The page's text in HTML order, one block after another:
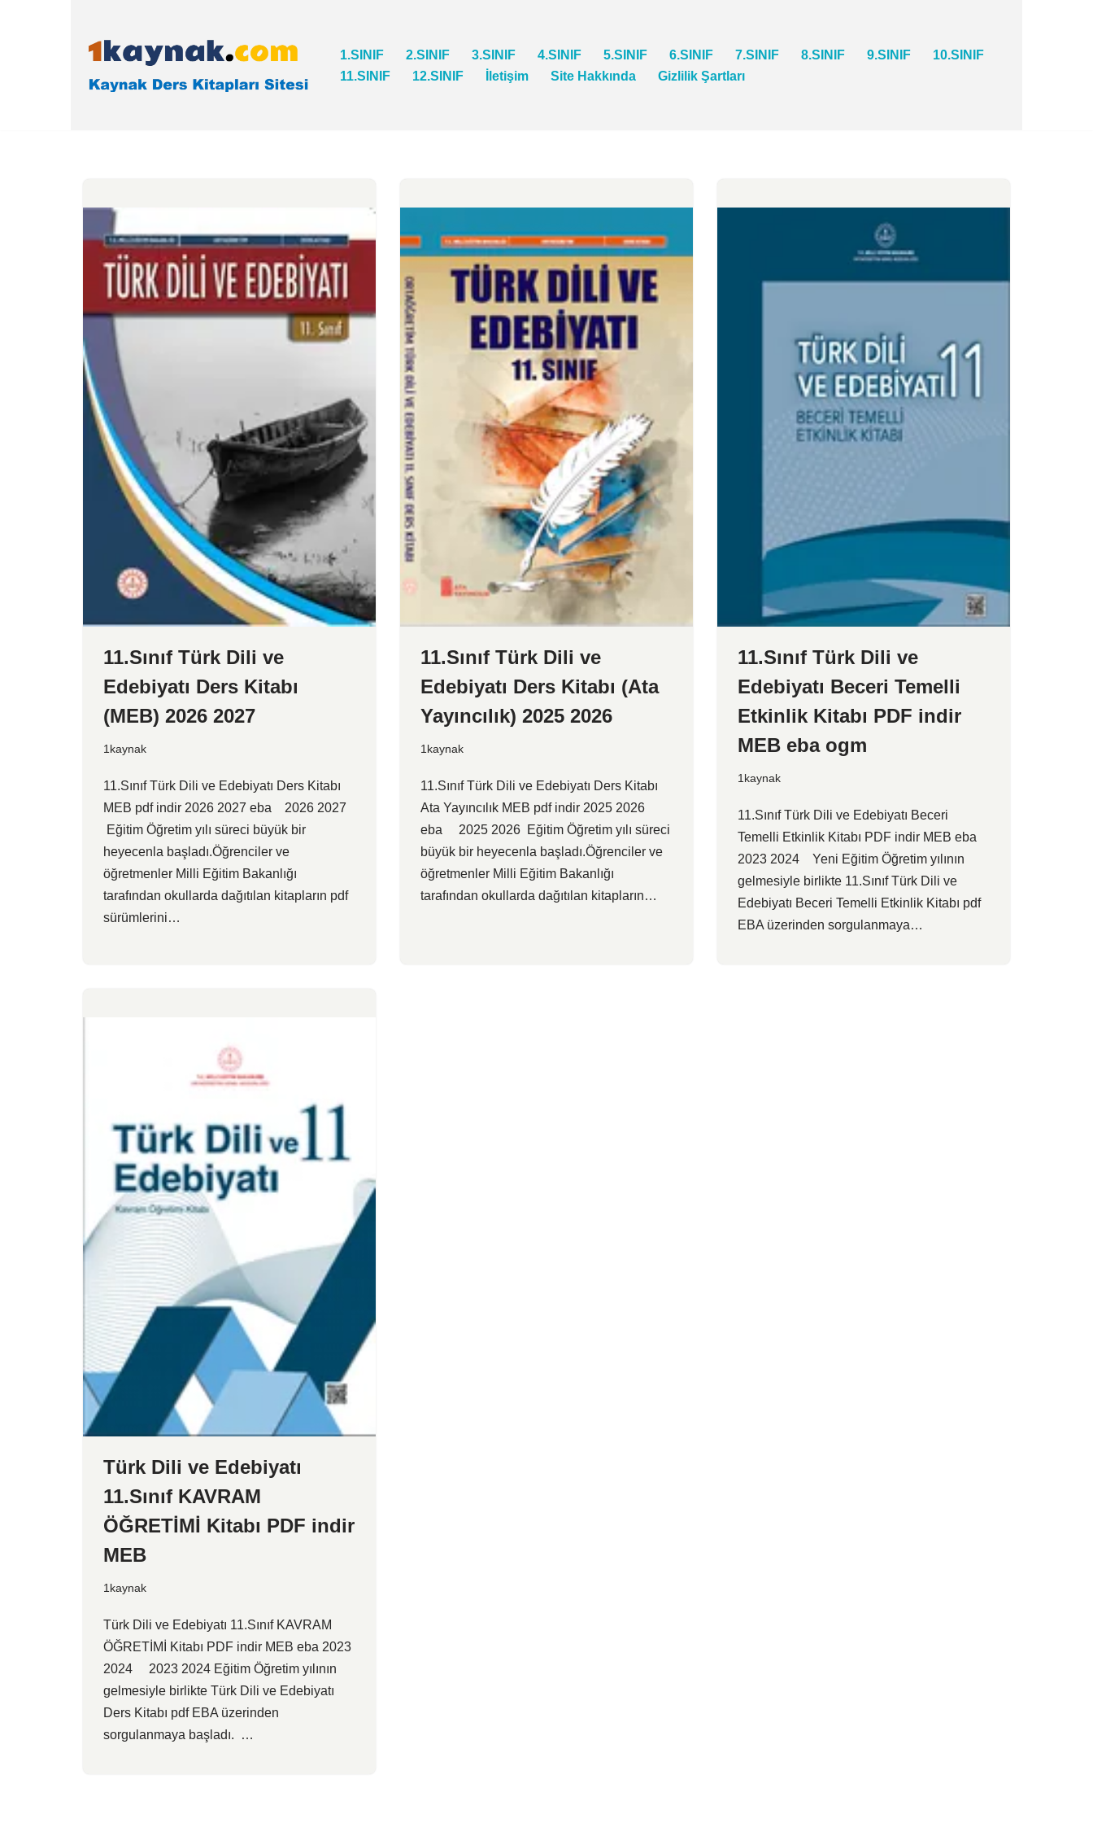
1.SINIF 2.SINIF 3.SINIF 4.SINIF 5.SINIF 6.SINIF 7.SINIF 8.SINIF 9.SINIF
10.SINIF
11.SINIF
12.SINIF İletişim Site Hakkında Gizlilik Şartları
11.Sınıf Türk Dili ve
Edebiyatı Ders Kitabı
(MEB) 2026 2027
1kaynak
11.Sınıf Türk Dili ve Edebiyatı Ders Kitabı
MEB pdf indir 2026 2027 eba 2026 2027
Eğitim Öğretim yılı süreci büyük bir
heyecenla başladı.Öğrenciler ve
öğretmenler Milli Eğitim Bakanlığı
tarafından okullarda dağıtılan kitapların pdf
sürümlerini…
11.Sınıf Türk Dili ve
Edebiyatı Ders Kitabı (Ata
Yayıncılık) 2025 2026
1kaynak
11.Sınıf Türk Dili ve Edebiyatı Ders Kitabı
Ata Yayıncılık MEB pdf indir 2025 2026
eba 2025 2026 Eğitim Öğretim yılı süreci
büyük bir heyecenla başladı.Öğrenciler ve
öğretmenler Milli Eğitim Bakanlığı
tarafından okullarda dağıtılan kitapların…
11.Sınıf Türk Dili ve
Edebiyatı Beceri Temelli
Etkinlik Kitabı PDF indir
MEB eba ogm
1kaynak
11.Sınıf Türk Dili ve Edebiyatı Beceri
Temelli Etkinlik Kitabı PDF indir MEB eba
2023 2024 Yeni Eğitim Öğretim yılının
gelmesiyle birlikte 11.Sınıf Türk Dili ve
Edebiyatı Beceri Temelli Etkinlik Kitabı pdf
EBA üzerinden sorgulanmaya…
Türk Dili ve Edebiyatı
11.Sınıf KAVRAM
ÖĞRETİMİ Kitabı PDF indir
MEB
1kaynak
Türk Dili ve Edebiyatı 11.Sınıf KAVRAM
ÖĞRETİMİ Kitabı PDF indir MEB eba 2023
2024 2023 2024 Eğitim Öğretim yılının
gelmesiyle birlikte Türk Dili ve Edebiyatı
Ders Kitabı pdf EBA üzerinden
sorgulanmaya başladı. …